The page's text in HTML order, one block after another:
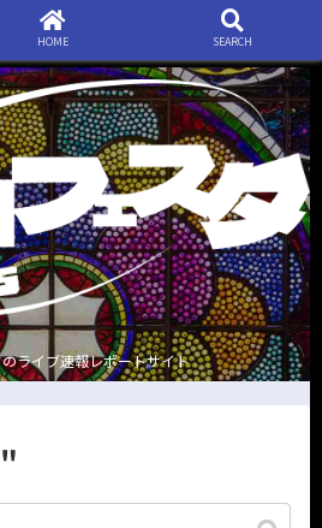
ライブ速報レポートサイト
HOME SEARCH